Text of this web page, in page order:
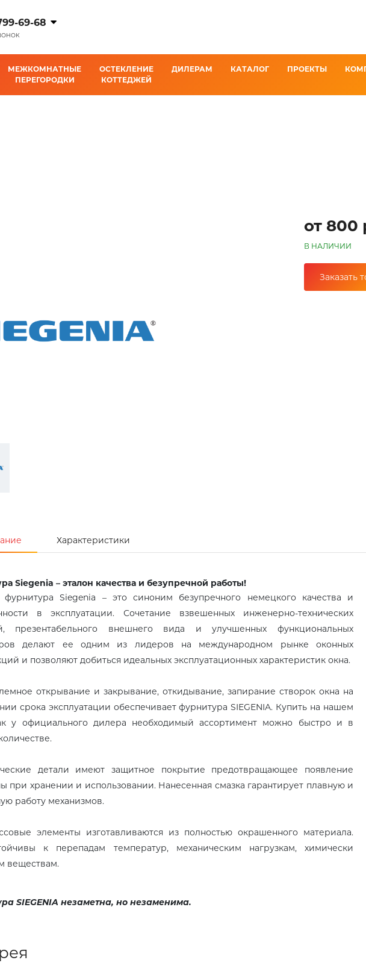
69-68
МЕЖКОМНАТНЫЕ
ПЕРЕГОРОДКИ
ОСТЕКЛЕНИЕ
КОТТЕДЖЕЙ
ДИЛЕРАМ КАТАЛОГ ПРОЕКТЫ
от 800
В НАЛИЧИИ
Заказать
Характеристики
Siegenia – эталон качества и безупречной работы!
фурнитура Siegenia – это синоним безупречного немецкого качества и
в эксплуатации. Сочетание взвешенных инженерно-технических
презентабельного внешнего вида и улучшенных функциональных
делают ее одним из лидеров на международном рынке оконных
и позволяют добиться идеальных эксплуатационных характеристик окна.
открывание и закрывание, откидывание, запирание створок окна на
срока эксплуатации обеспечивает фурнитура SIEGENIA. Купить на нашем
у официального дилера необходимый ассортимент можно быстро и в
детали имеют защитное покрытие предотвращающее появление
при хранении и использовании. Нанесенная смазка гарантирует плавную и
работу механизмов.
элементы изготавливаются из полностью окрашенного материала.
к перепадам температур, механическим нагрузкам, химически
веществам.
SIEGENIA незаметна, но незаменима.